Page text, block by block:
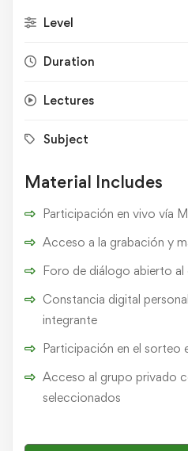
Level
Duration
Lectures
Subject
Material Includes
Participación en vivo vía
Acceso a la grabación y
Foro de diálogo abierto al
Constancia digital
integrante
Participación en el sorteo
Acceso al grupo privado
seleccionados